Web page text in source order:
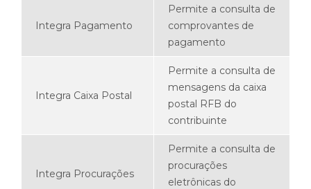
Integra Pagamento
Permite a consulta de
comprovantes de
pagamento
Integra Caixa Postal
Permite a consulta de
mensagens da caixa
postal RFB do
contribuinte
Integra Procurações
Permite a consulta de
procurações
eletrônicas do